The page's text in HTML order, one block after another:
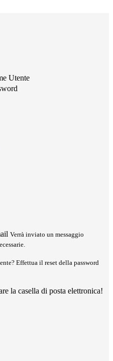
Utente
Verrà inviato un messaggio
Effettua il reset della password
la casella di posta elettronica!